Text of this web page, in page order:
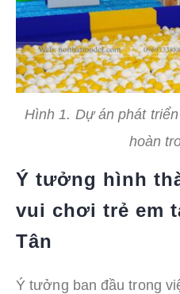
Hình 1. Dự án phát
hoàn
Ý tưởng hình
vui chơi trẻ em
Tân
Ý tưởng ban đầu trong